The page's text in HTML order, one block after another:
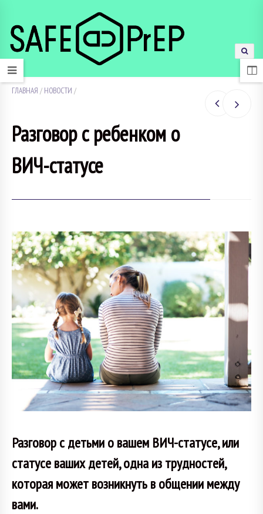
ГЛАВНАЯ / НОВОСТИ /
Разговор с ребенком о
ВИЧ-статусе
Разговор с детьми о вашем ВИЧ-статусе, или
статусе ваших детей, одна из трудностей,
которая может возникнуть в общении между
вами.